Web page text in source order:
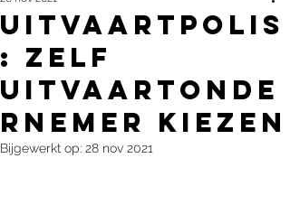
Uitvaartpolis
: zelf
uitvaartonde
rnemer kiezen
Bijgewerkt op: 28 nov 2021